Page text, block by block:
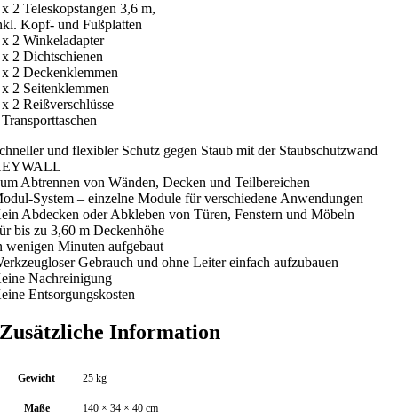
2 Teleskopstangen 3,6 m,
Kopf- und Fußplatten
2 Winkeladapter
2 Dichtschienen
2 Deckenklemmen
2 Seitenklemmen
2 Reißverschlüsse
und flexibler Schutz gegen Staub mit der Staubschutzwand
Abtrennen von Wänden, Decken und Teilbereichen
System – einzelne Module für verschiedene Anwendungen
Abdecken oder Abkleben von Türen, Fenstern und Möbeln
bis zu 3,60 m Deckenhöhe
wenigen Minuten aufgebaut
Gebrauch und ohne Leiter einfach aufzubauen
Nachreinigung
Entsorgungskosten
Zusätzliche Information
Gewicht 25 kg
Maße 140 × 34 × 40 cm